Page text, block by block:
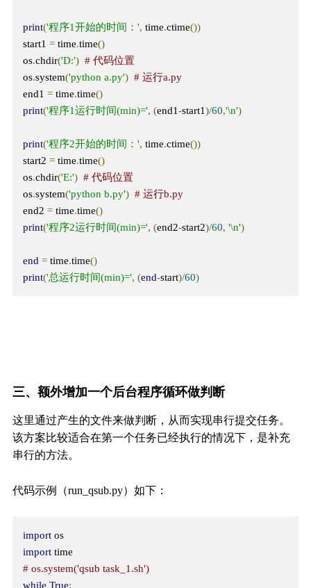
print('程序1开始的时间：', time.ctime())
start1 = time.time()
os.chdir('D:') # 代码位置
os.system('python a.py') # 运行a.py
end1 = time.time()
print('程序1运行时间(min)=', (end1-start1)/60,'\n')
print('程序2开始的时间：', time.ctime())
start2 = time.time()
os.chdir('E:') # 代码位置
os.system('python b.py') # 运行b.py
end2 = time.time()
print('程序2运行时间(min)=', (end2-start2)/60, '\n')
end = time.time()
print('总运行时间(min)=', (end-start)/60)
三、额外增加一个后台程序循环做判断
这里通过产生的文件来做判断，从而实现串行提交任务。
该方案比较适合在第一个任务已经执行的情况下，是补充
串行的方法。
代码示例（run_qsub.py）如下：
import
os
import
# os.system('qsub task_1.sh')
while True: